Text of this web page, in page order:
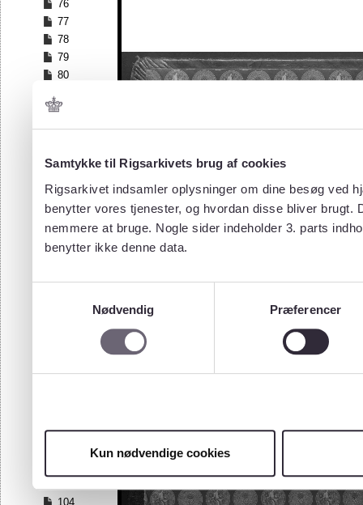
Samtykke til Rigsarkivets brug af cookies
Rigsarkivet indsamler oplysninger om dine besøg ved
benytter vores tjenester, og hvordan disse bliver
nemmere at bruge. Nogle sider indeholder 3. parts
benytter ikke denne data.
Nødvendig
Præferencer
Kun nødvendige cookies
76
77
78
79
80
82
83
85
87
88
89
90
97
100
104